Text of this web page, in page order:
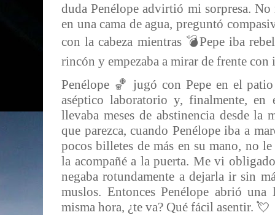
duda Penélope advirtió mi sorpresa.
en una cama de agua, preguntó
con la cabeza mientras 💣Pepe iba
rincón y empezaba a mirar de frente
Penélope 🏀 jugó con Pepe en el
aséptico laboratorio y, finalmente,
llevaba meses de abstinencia desde la
que parezca, cuando Penélope iba a
pocos billetes de más en su mano, no
la acompañé a la puerta. Me vi
negaba rotundamente a dejarla ir sin
muslos. Entonces Penélope abrió una
misma hora, ¿te va? Qué fácil asentir. 💘